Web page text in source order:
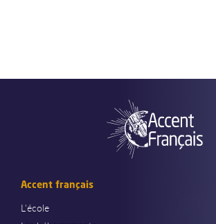
Accent français
L'école